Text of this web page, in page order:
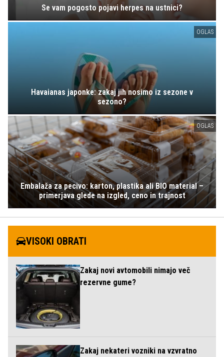
Se vam pogosto pojavi herpes na ustnici?
OGLAS
Havaianas japonke: zakaj jih nosimo iz sezone v
sezono?
OGLAS
Embalaža za pecivo: karton, plastika ali BIO material –
primerjava glede na izgled, ceno in trajnost
VISOKI OBRATI
Zakaj novi avtomobili nimajo več
rezervne gume?
Zakaj nekateri vozniki na vzvratno